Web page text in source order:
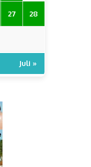
27 28
Juli »